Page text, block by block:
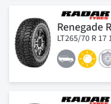
Renegade
LT265/70 R 17